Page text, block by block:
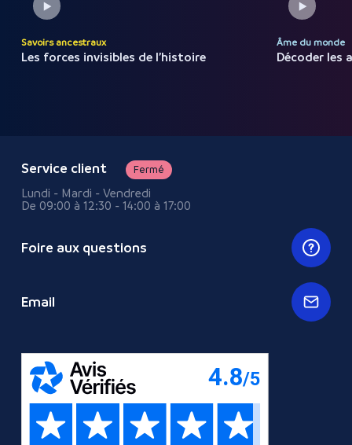
Savoirs ancestraux
Les forces invisibles de l’histoire
Âme du monde
Décoder les
Service client Fermé
Lundi - Mardi - Vendredi
De 09:00 à 12:30 - 14:00 à 17:00
Foire aux questions
Email